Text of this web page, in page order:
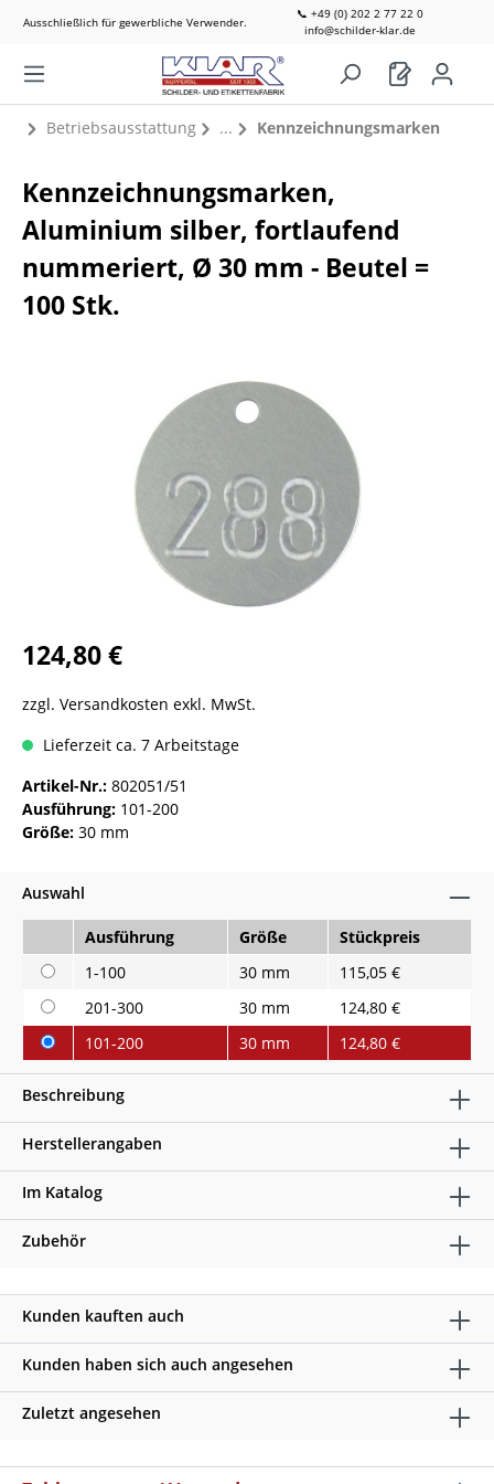
Ausschließlich für gewerbliche Verwender.
📞 +49 (0) 202 2 77 22 0
info@schilder-klar.de
Betriebsausstattung Kennzeichnungsmarken
Kennzeichnungsmarken,
Aluminium silber, fortlaufend
nummeriert, Ø 30 mm - Beutel =
100 Stk.
124,80 €
zzgl. Versandkosten exkl. MwSt.
Lieferzeit ca. 7 Arbeitstage
Artikel-Nr.: 802051/51
Ausführung: 101-200
Größe: 30 mm
Auswahl
Ausführung Größe
Stückpreis
1-100
30 mm
115,05 €
201-300
30 mm
124,80 €
101-200
30 mm 124,80 €
Beschreibung
Herstellerangaben
Im Katalog
Zubehör
Kunden kauften auch
Kunden haben sich auch angesehen
Zuletzt angesehen